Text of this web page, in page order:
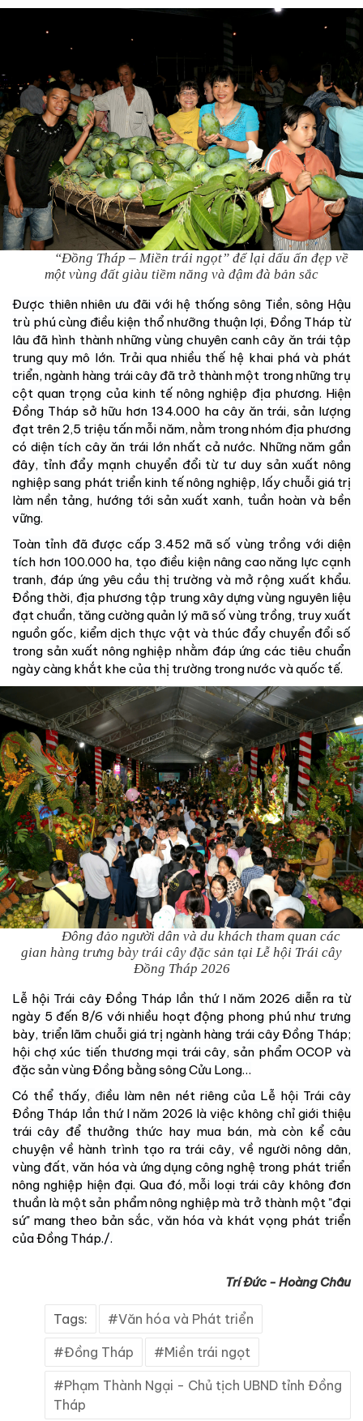
“Đồng Tháp – Miền trái ngọt” để lại dấu ấn đẹp về
một vùng đất giàu tiềm năng và đậm đà bản sắc
Được thiên nhiên ưu đãi với hệ thống sông Tiền,sông Hậu
trù phú cùng điều kiện thổ nhưỡng thuận lợi, Đồng Tháp từ
lâu đã hình thành những vùng chuyên canh cây ăn trái tập
trung quy mô lớn. Trải qua nhiều thế hệ khai phá và phát
triển, ngành hàng trái cây đã trở thành một trong những trụ
cột quan trọng của kinh tế nông nghiệp địa phương. Hiện
Đồng Tháp sở hữu hơn 134.000 ha cây ăn trái, sản lượng
đạt trên 2,5 triệu tấn mỗi năm, nằm trong nhóm địa phương
có diện tích cây ăn trái lớn nhất cả nước. Những năm gần
đây, tỉnh đẩy mạnh chuyển đổi từ tư duy sản xuất nông
nghiệp sang phát triển kinh tế nông nghiệp, lấy chuỗi giá trị
làm nền tảng, hướng tới sản xuất xanh, tuần hoàn và bền
vững.
Toàn tỉnh đã được cấp 3.452 mã số vùng trồng với diện
tích hơn 100.000 ha, tạo điều kiện nâng cao năng lực cạnh
tranh, đáp ứng yêu cầu thị trường và mở rộng xuất khẩu.
Đồng thời, địa phương tập trung xây dựng vùng nguyên liệu
đạt chuẩn, tăng cường quản lý mã số vùng trồng, truy xuất
nguồn gốc, kiểm dịch thực vật và thúc đẩy chuyển đổi số
trong sản xuất nông nghiệp nhằm đáp ứng các tiêu chuẩn
ngày càng khắt khe của thị trường trong nước và quốc tế.
Đông đảo người dân và du khách tham quan các
gian hàng trưng bày trái cây đặc sản tại Lễ hội Trái cây
Đồng Tháp 2026
Lễ hội Trái cây Đồng Tháp lần thứ I năm 2026 diễn ra từ
ngày 5 đến 8/6 với nhiều hoạt động phong phú như trưng
bày, triển lãm chuỗi giá trị ngành hàng trái cây Đồng Tháp;
hội chợ xúc tiến thương mại trái cây, sản phẩmOCOP và
đặc sản vùng Đồng bằng sông Cửu Long…
Có thể thấy, điều làm nên nét riêng của Lễ hội Trái cây
Đồng Tháp lần thứ I năm 2026 là việc không chỉ giới thiệu
trái cây để thưởng thức hay mua bán, mà còn kể câu
chuyện về hành trình tạo ra trái cây, về người nông dân,
vùng đất, văn hóa và ứng dụng công nghệ trong phát triển
nông nghiệp hiện đại. Qua đó, mỗi loại trái cây không đơn
thuần là một sản phẩm nông nghiệp mà trở thành một "đại
sứ" mang theo bản sắc, văn hóa và khát vọng phát triển
của Đồng Tháp./.
Trí Đức - Hoàng Châu
Tags: Văn hóa và Phát triển
Đồng Tháp Miền trái ngọt
Phạm Thành Ngại - Chủ tịch UBND tỉnh Đồng
Tháp